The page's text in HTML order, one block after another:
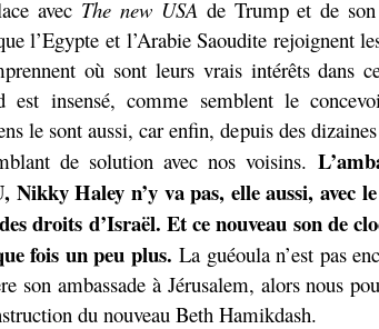
avec The new USA de Trump et de
l’Egypte et l’Arabie Saoudite rejoignent
où sont leurs vrais intérêts dans
est insensé, comme semblent le
le sont aussi, car enfin, depuis des
de solution avec nos voisins.
Nikky Haley n’y va pas, elle aussi, avec
droits d’Israël. Et ce nouveau son de
fois un peu plus.La guéoula n’est pas
son ambassade à Jérusalem, alors nous
du nouveau Beth Hamikdash.